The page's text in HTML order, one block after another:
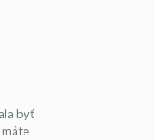
byť
máte